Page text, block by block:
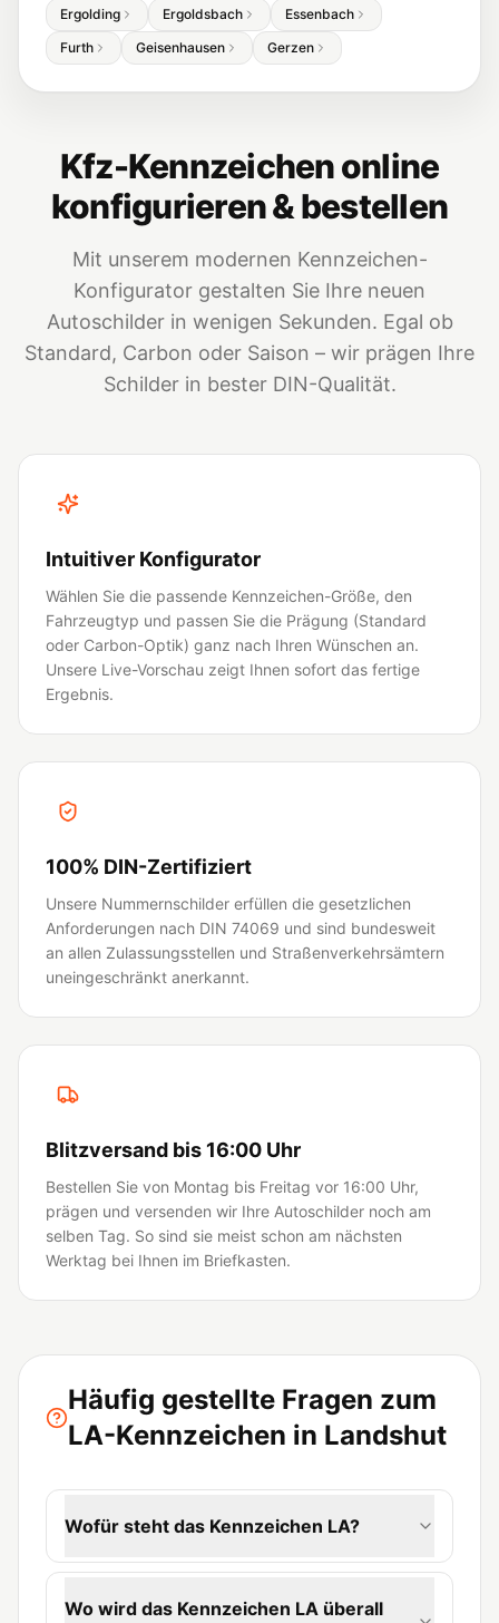
Ergolding Ergoldsbach
Essenbach
Furth
Geisenhausen Gerzen
Kfz-Kennzeichen online
konfigurieren & bestellen
Mit unserem modernen Kennzeichen-
Konfigurator gestalten Sie Ihre neuen
Autoschilder in wenigen Sekunden. Egal ob
Standard, Carbon oder Saison – wir prägen Ihre
Schilder in bester DIN-Qualität.
Intuitiver Konfigurator
Wählen Sie die passende Kennzeichen-Größe, den
Fahrzeugtyp und passen Sie die Prägung (Standard
oder Carbon-Optik) ganz nach Ihren Wünschen an.
Unsere Live-Vorschau zeigt Ihnen sofort das fertige
Ergebnis.
100% DIN-Zertifiziert
Unsere Nummernschilder erfüllen die gesetzlichen
Anforderungen nach DIN 74069 und sind bundesweit
an allen Zulassungsstellen und Straßenverkehrsämtern
uneingeschränkt anerkannt.
Blitzversand bis 16:00 Uhr
Bestellen Sie von Montag bis Freitag vor 16:00 Uhr,
prägen und versenden wir Ihre Autoschilder noch am
selben Tag. So sind sie meist schon am nächsten
Werktag bei Ihnen im Briefkasten.
Häufig gestellte Fragen zum
LA-Kennzeichen in Landshut
Wofür steht das Kennzeichen LA?
Wo wird das Kennzeichen LA überall